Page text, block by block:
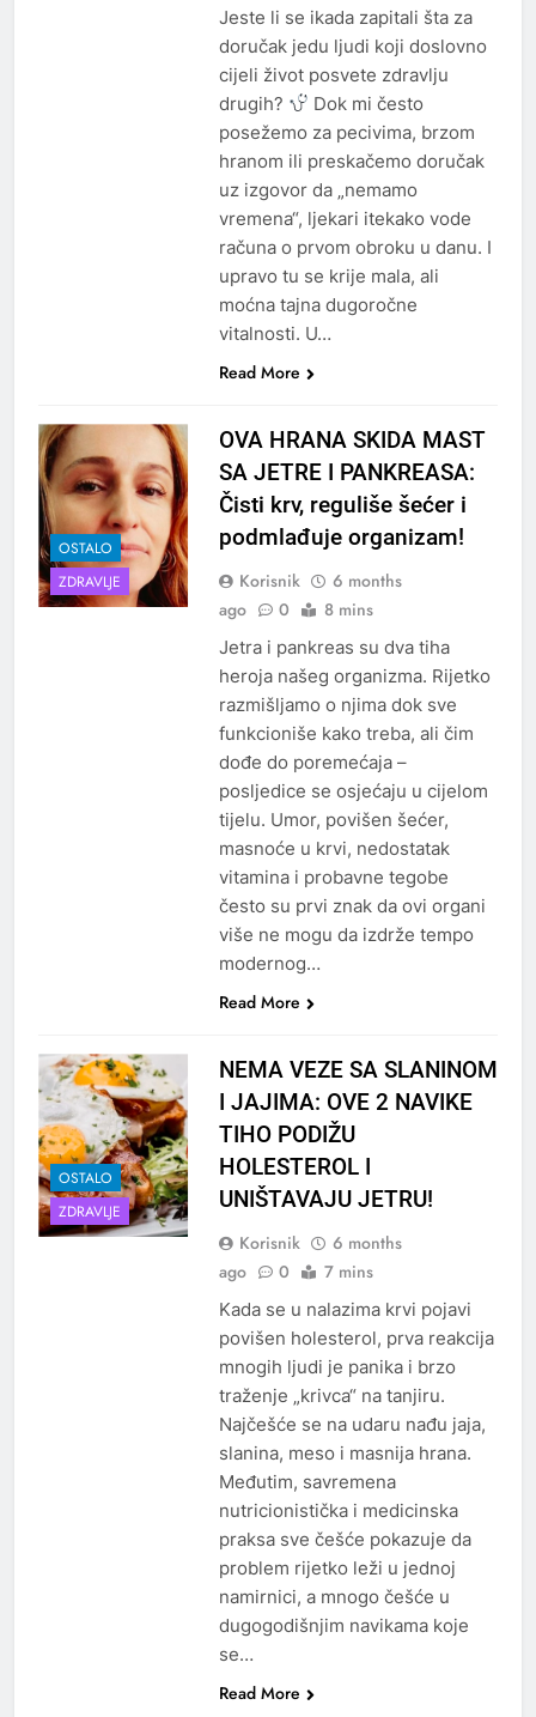
Jeste li se ikada zapitali šta za
doručak jedu ljudi koji doslovno
cijeli život posvete zdravlju
drugih?
Dok mi često
posežemo za pecivima, brzom
hranom ili preskačemo doručak
uz izgovor da „nemamo
vremena“, ljekari itekako vode
računa o prvom obroku u danu. I
upravo tu se krije mala, ali
moćna tajna dugoročne
vitalnosti. U…
Read More
OSTALO
ZDRAVLJE
OVA HRANA SKIDA MAST
SA JETRE I PANKREASA:
Čisti krv, reguliše šećer i
podmlađuje organizam!
Korisnik
6 months
ago
0 8 mins
Jetra i pankreas su dva tiha
heroja našeg organizma. Rijetko
razmišljamo o njima dok sve
funkcioniše kako treba, ali čim
dođe do poremećaja –
posljedice se osjećaju u cijelom
tijelu. Umor, povišen šećer,
masnoće u krvi, nedostatak
vitamina i probavne tegobe
često su prvi znak da ovi organi
više ne mogu da izdrže tempo
modernog…
Read More
OSTALO
ZDRAVLJE
NEMA VEZE SA SLANINOM
I JAJIMA: OVE 2 NAVIKE
TIHO PODIŽU
HOLESTEROL I
UNIŠTAVAJU JETRU!
Korisnik
6 months
ago
0 7 mins
Kada se u nalazima krvi pojavi
povišen holesterol, prva reakcija
mnogih ljudi je panika i brzo
traženje „krivca“ na tanjiru.
Najčešće se na udaru nađu jaja,
slanina, meso i masnija hrana.
Međutim, savremena
nutricionistička i medicinska
praksa sve češće pokazuje da
problem rijetko leži u jednoj
namirnici, a mnogo češće u
dugogodišnjim navikama koje
se…
Read More